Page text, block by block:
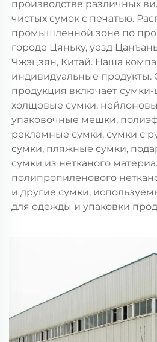
производстве различных
чистых сумок с печатью.
промышленной зоне по
городе Цяньку, уезд
Чжэцзян, Китай. Наша
индивидуальные продукты.
продукция включает
холщовые сумки,
упаковочные мешки,
рекламные сумки, сумки с
сумки, пляжные сумки,
сумки из нетканого
полипропиленового
и другие сумки,
для одежды и упаковки